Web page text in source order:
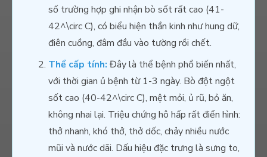
số trường hợp ghi nhận bò sốt rất cao (41-
42^\circ C), có biểu hiện thần kinh như hung dữ,
điên cuồng, đâm đầu vào tường rồi chết.
Thể cấp tính: Đây là thể bệnh phổ biến nhất,
với thời gian ủ bệnh từ 1-3 ngày. Bò đột ngột
sốt cao (40-42^\circ C), mệt mỏi, ủ rũ, bỏ ăn,
không nhai lại. Triệu chứng hô hấp rất điển hình:
thở nhanh, khó thở, thở dốc, chảy nhiều nước
mũi và nước dãi. Dấu hiệu đặc trưng là sưng to,